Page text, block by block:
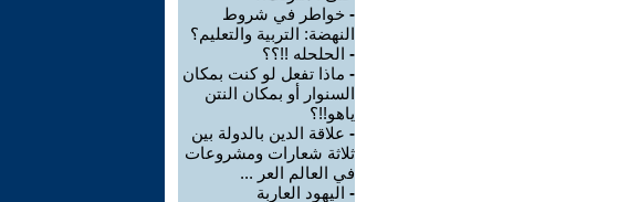
- خواطر في شروط
النهضة: التربية والتعليم؟
- الحلحله !!؟؟
- ماذا تفعل لو كنت بمكان
السنوار أو بمكان النتن
ياهو!!؟
- علاقة الدين بالدولة بين
ثلاثة شعارات ومشروعات
في العالم العر ...
- اليهود العاربة